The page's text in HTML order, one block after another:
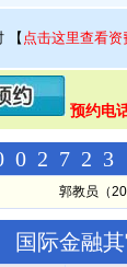
【 点击这里查看资
预约电
郭教员（
国际金融